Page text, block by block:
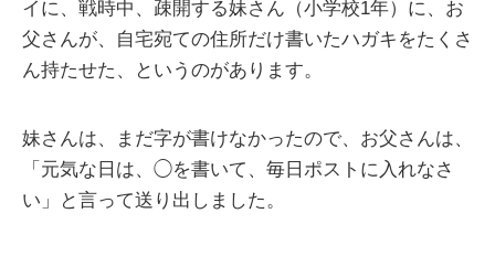
イに、戦時中、疎開する妹さん（小学校1年）に、お
父さんが、自宅宛ての住所だけ書いたハガキをたくさ
ん持たせた、というのがあります。
妹さんは、まだ字が書けなかったので、お父さんは、
「元気な日は、◯を書いて、毎日ポストに入れなさ
い」と言って送り出しました。